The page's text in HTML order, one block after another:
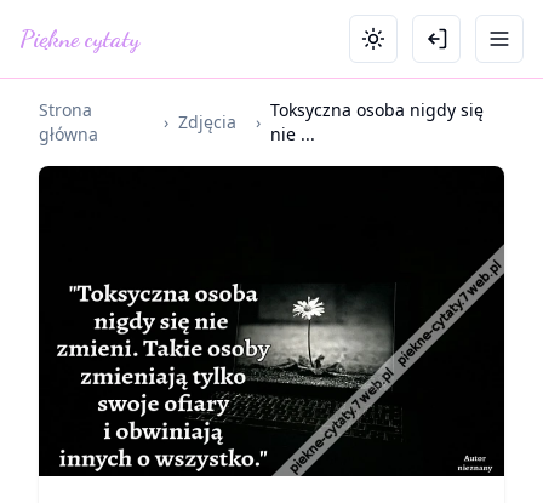
Piękne cytaty
Strona
główna
› Zdjęcia ›
Toksyczna osoba nigdy się
nie ...